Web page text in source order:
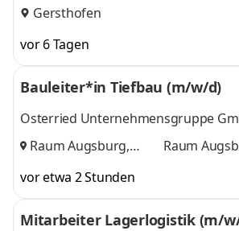
Gersthofen
vor 6 Tagen
Bauleiter*in Tiefbau (m/w/d)
Osterried Unternehmensgruppe
Raum Augsburg,
Raum
vor etwa 2 Stunden
Mitarbeiter Lagerlogistik (m/